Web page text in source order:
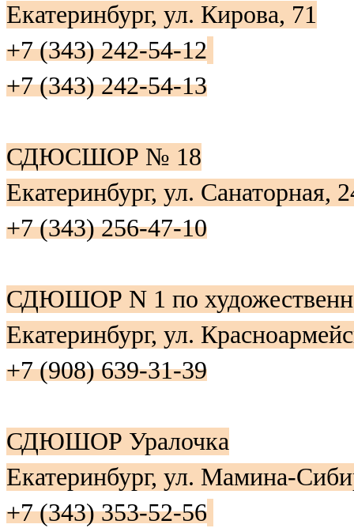
Екатеринбург, ул. Кирова, 71
+7 (343) 242-54-12
+7 (343) 242-54-13
СДЮСШОР № 18
Екатеринбург, ул. Санаторная,
+7 (343) 256-47-10
СДЮШОР N 1 по
Екатеринбург, ул.
+7 (908) 639-31-39
СДЮШОР Уралочка
Екатеринбург, ул. Мамина-
+7 (343) 353-52-56